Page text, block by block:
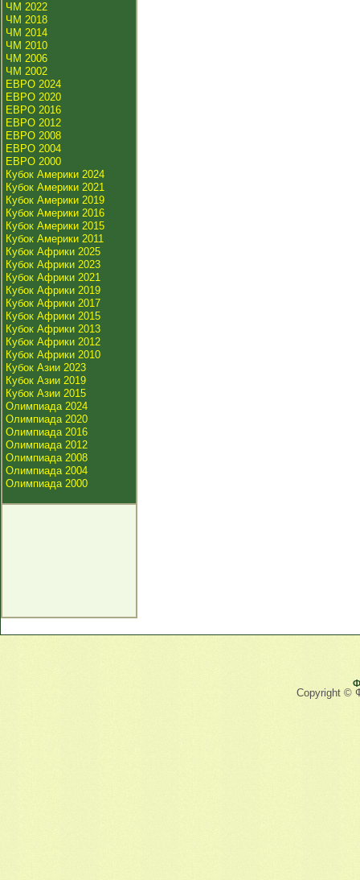
ЧМ 2022
ЧМ 2018
ЧМ 2014
ЧМ 2010
ЧМ 2006
ЧМ 2002
ЕВРО 2024
ЕВРО 2020
ЕВРО 2016
ЕВРО 2012
ЕВРО 2008
ЕВРО 2004
ЕВРО 2000
Кубок Америки 2024
Кубок Америки 2021
Кубок Америки 2019
Кубок Америки 2016
Кубок Америки 2015
Кубок Америки 2011
Кубок Африки 2025
Кубок Африки 2023
Кубок Африки 2021
Кубок Африки 2019
Кубок Африки 2017
Кубок Африки 2015
Кубок Африки 2013
Кубок Африки 2012
Кубок Африки 2010
Кубок Азии 2023
Кубок Азии 2019
Кубок Азии 2015
Олимпиада 2024
Олимпиада 2020
Олимпиада 2016
Олимпиада 2012
Олимпиада 2008
Олимпиада 2004
Олимпиада 2000
Copyright ©